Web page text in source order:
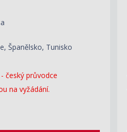
Španělsko, Tunisko
český průvodce
na vyžádání.